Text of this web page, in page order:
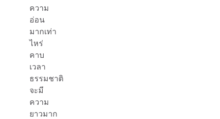
ความ
อ่อน
มากเท่า
ไหร่
คาบ
เวลา
ธรรมชาติ
จะมี
ความ
ยาวมาก